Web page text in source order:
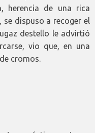
herencia de una rica
se dispuso a recoger el
destello le advirtió
vio que, en una
cromos.